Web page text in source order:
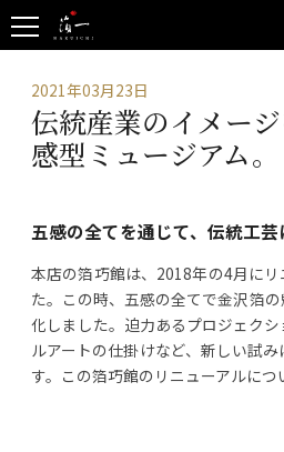
2021年03月23日
伝統産業のイメー
感型ミュージアム。
五感の全てを通じて、伝統工芸
本店の箔巧館は、2018年の4月に
た。この時、五感の全てで金沢箔
化しました。迫力あるプロジェク
ルアートの仕掛けなど、新しい試
す。この箔巧館のリニューアルにつ